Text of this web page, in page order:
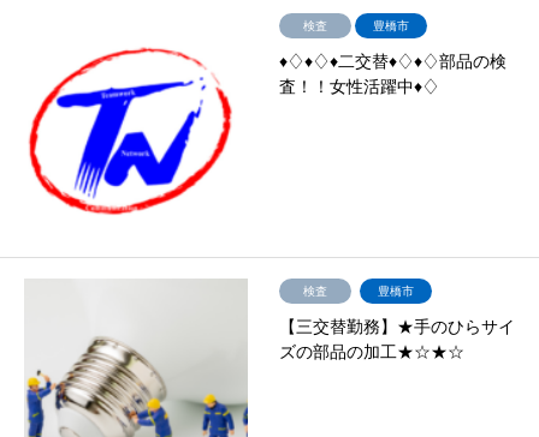
検査 豊橋市
♦♢♦♢♦二交替♦♢♦♢部品の検
査！！女性活躍中♦♢
検査 豊橋市
【三交替勤務】★手のひらサイ
ズの部品の加工★☆★☆